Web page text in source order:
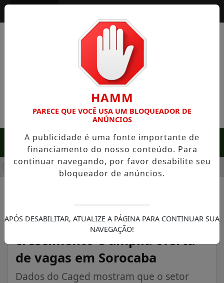
MENU
SERRA NEGRA: FAZENDA COM 488 HECTARES UNE ALTA
Construção civil segue em
crescimento e amplia oferta
de vagas em Sorocaba
Dados do Caged mostram que o setor
HAMM
PARECE QUE VOCÊ USA UM BLOQUEADOR DE
ANÚNCIOS
A publicidade é uma fonte importante de
financiamento do nosso conteúdo. Para
continuar navegando, por favor desabilite seu
bloqueador de anúncios.
APÓS DESABILITAR, ATUALIZE A PÁGINA PARA CONTINUAR SUA
NAVEGAÇÃO!